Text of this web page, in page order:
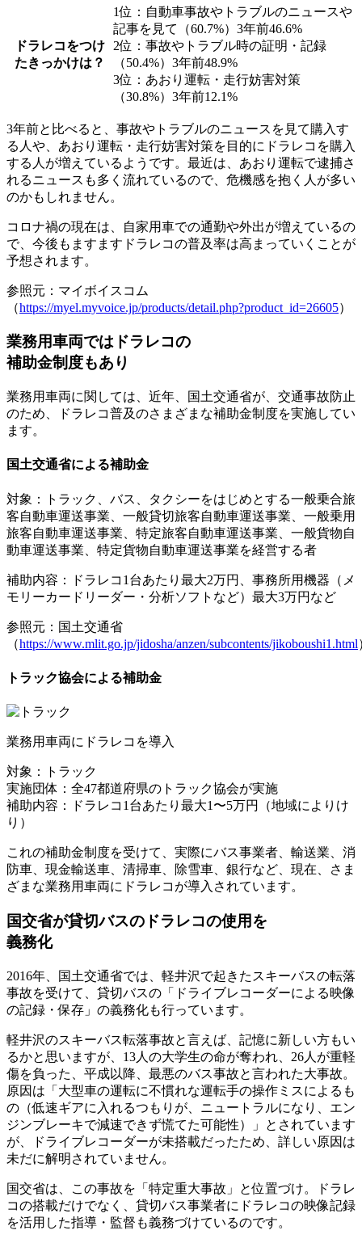
ドラレコをつけ
たきっかけは？
1位：自動車事故やトラブルのニュースや
記事を見て（60.7%）3年前46.6%
2位：事故やトラブル時の証明・記録
（50.4%）3年前48.9%
3位：あおり運転・走行妨害対策
（30.8%）3年前12.1%
3年前と比べると、事故やトラブルのニュースを見て購入す
る人や、あおり運転・走行妨害対策を目的にドラレコを購入
する人が増えているようです。最近は、あおり運転で逮捕さ
れるニュースも多く流れているので、危機感を抱く人が多い
のかもしれません。
コロナ禍の現在は、自家用車での通勤や外出が増えているの
で、今後もますますドラレコの普及率は高まっていくことが
予想されます。
参照元：マイボイスコム
（https://myel.myvoice.jp/products/detail.php?product_id=26605）
業務用車両ではドラレコの
補助金制度もあり
業務用車両に関しては、近年、国土交通省が、交通事故防止
のため、ドラレコ普及のさまざまな補助金制度を実施してい
ます。
国土交通省による補助金
対象：トラック、バス、タクシーをはじめとする一般乗合旅
客自動車運送事業、一般貸切旅客自動車運送事業、一般乗用
旅客自動車運送事業、特定旅客自動車運送事業、一般貨物自
動車運送事業、特定貨物自動車運送事業を経営する者
補助内容：ドラレコ1台あたり最大2万円、事務所用機器（メ
モリーカードリーダー・分析ソフトなど）最大3万円など
参照元：国土交通省
（https://www.mlit.go.jp/jidosha/anzen/subcontents/jikoboushi1.html
トラック協会による補助金
業務用車両にドラレコを導入
対象：トラック
実施団体：全47都道府県のトラック協会が実施
補助内容：ドラレコ1台あたり最大1〜5万円（地域によりけ
り）
これの補助金制度を受けて、実際にバス事業者、輸送業、消
防車、現金輸送車、清掃車、除雪車、銀行など、現在、さま
ざまな業務用車両にドラレコが導入されています。
国交省が貸切バスのドラレコの使用を
義務化
2016年、国土交通省では、軽井沢で起きたスキーバスの転落
事故を受けて、 貸切バスの「ドライブレコーダーによる映像
の記録・保存」の義務化も行っています。
軽井沢のスキーバス転落事故と言えば、記憶に新しい方もい
るかと思いますが、13人の大学生の命が奪われ、26人が重軽
傷を負った、平成以降、最悪のバス事故と言われた大事故。
原因は「大型車の運転に不慣れな運転手の操作ミスによるも
の（低速ギアに入れるつもりが、ニュートラルになり、エン
ジンブレーキで減速できず慌てた可能性）」とされています
が、ドライブレコーダーが未搭載だったため、詳しい原因は
未だに解明されていません。
国交省は、この事故を「特定重大事故」と位置づけ。ドラレ
コの搭載だけでなく、貸切バス事業者にドラレコの映像記録
を活用した指導・監督も義務づけているのです。